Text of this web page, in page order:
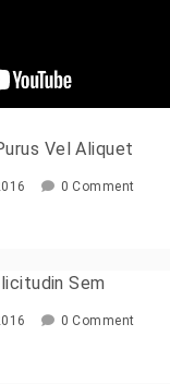
Vel Aliquet
0 Comment
Sem
0 Comment